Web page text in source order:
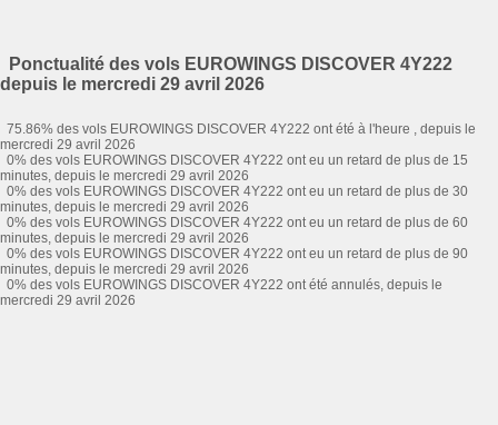
Ponctualité des vols EUROWINGS DISCOVER 4Y222
depuis le mercredi 29 avril 2026
75.86% des vols EUROWINGS DISCOVER 4Y222 ont été à l'heure , depuis le
mercredi 29 avril 2026
0% des vols EUROWINGS DISCOVER 4Y222 ont eu un retard de plus de 15
minutes, depuis le mercredi 29 avril 2026
0% des vols EUROWINGS DISCOVER 4Y222 ont eu un retard de plus de 30
minutes, depuis le mercredi 29 avril 2026
0% des vols EUROWINGS DISCOVER 4Y222 ont eu un retard de plus de 60
minutes, depuis le mercredi 29 avril 2026
0% des vols EUROWINGS DISCOVER 4Y222 ont eu un retard de plus de 90
minutes, depuis le mercredi 29 avril 2026
0% des vols EUROWINGS DISCOVER 4Y222 ont été annulés, depuis le
mercredi 29 avril 2026